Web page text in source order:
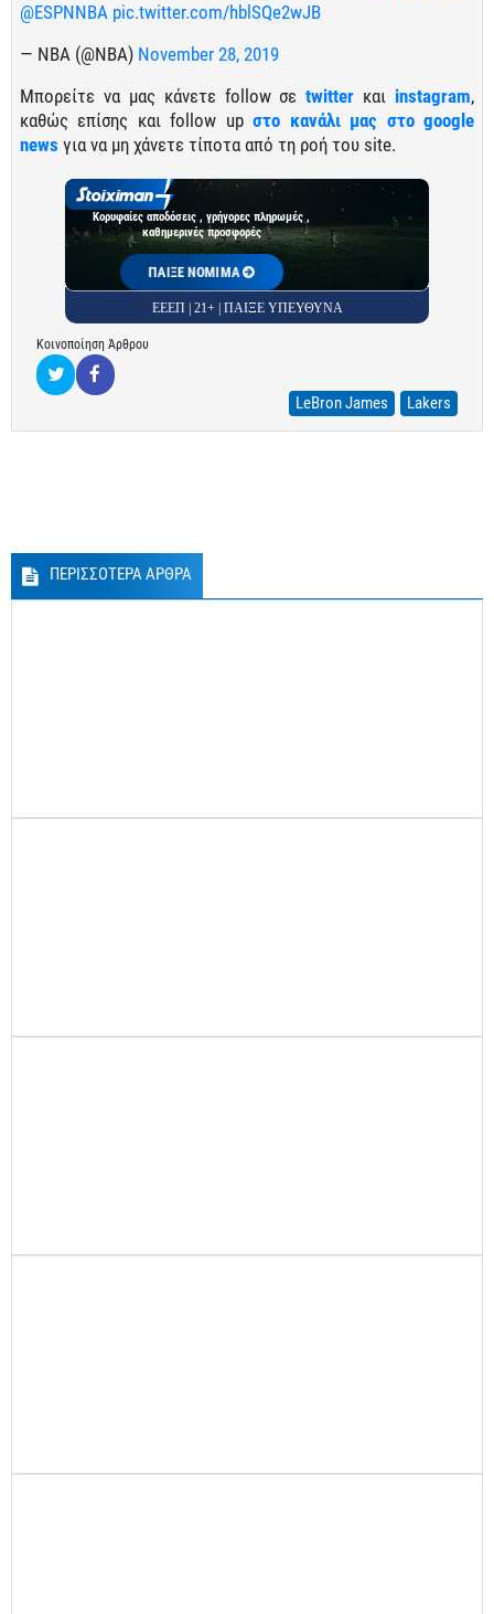
@ESPNNBA pic.twitter.com/hblSQe2wJB
— NBA (@NBA) November 28, 2019
Μπορείτε να μας κάνετε follow σεtwitter και instagram,
καθώς επίσης και follow upστο κανάλι μας στο google
news για να μη χάνετε τίποτα από τη ροή του site.
Κορυφαίες αποδόσεις , γρήγορες πληρωμές ,
καθημερινές προσφορές
ΠΑΙΞΕ ΝΟΜΙΜΑ
ΕΕΕΠ | 21+ | ΠΑΙΞΕ ΥΠΕΥΘΥΝΑ
Κοινοποίηση Άρθρου
LeBron James Lakers
ΠΕΡΙΣΣΟΤΕΡΑ ΑΡΘΡΑ